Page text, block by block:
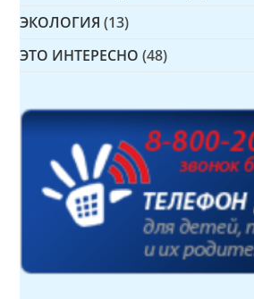
ЭКОЛОГИЯ (13)
ЭТО ИНТЕРЕСНО (48)